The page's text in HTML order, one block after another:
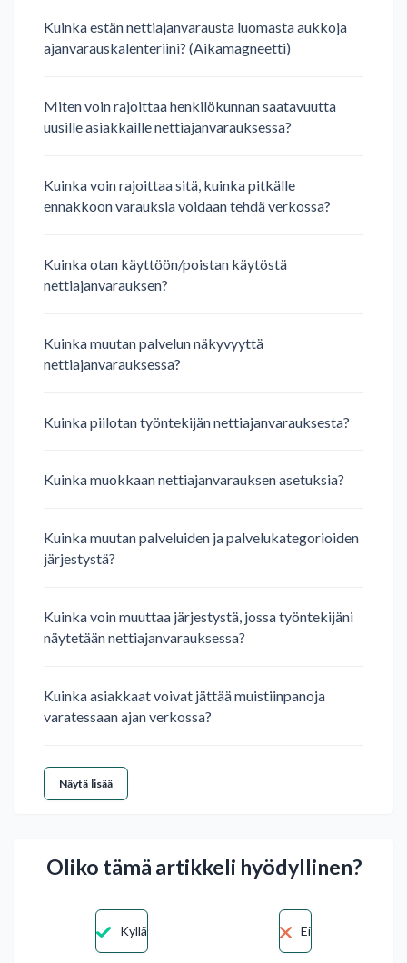
Kuinka estän nettiajanvarausta luomasta aukkoja
ajanvarauskalenteriini? (Aikamagneetti)
Miten voin rajoittaa henkilökunnan saatavuutta
uusille asiakkaille nettiajanvarauksessa?
Kuinka voin rajoittaa sitä, kuinka pitkälle
ennakkoon varauksia voidaan tehdä verkossa?
Kuinka otan käyttöön/poistan käytöstä
nettiajanvarauksen?
Kuinka muutan palvelun näkyvyyttä
nettiajanvarauksessa?
Kuinka piilotan työntekijän nettiajanvarauksesta?
Kuinka muokkaan nettiajanvarauksen asetuksia?
Kuinka muutan palveluiden ja palvelukategorioiden
järjestystä?
Kuinka voin muuttaa järjestystä, jossa työntekijäni
näytetään nettiajanvarauksessa?
Kuinka asiakkaat voivat jättää muistiinpanoja
varatessaan ajan verkossa?
Näytä lisää
Oliko tämä artikkeli hyödyllinen?
Kyllä Ei